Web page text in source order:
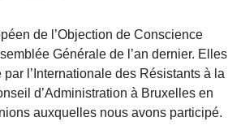
de l’Objection de Conscience
Générale de l’an dernier. Elles
l’Internationale des Résistants à la
d’Administration à Bruxelles en
auxquelles nous avons participé.